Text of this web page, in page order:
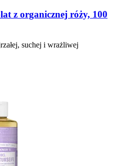
z organicznej róży, 100
suchej i wrażliwej